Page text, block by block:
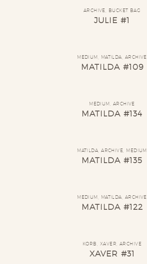
ARCHIVE BUCKET BAG
JULIE #1
MEDIUM MATILDA ARCHIVE
MATILDA #109
MEDIUM ARCHIVE
MATILDA #134
MATILDA ,ARCHIVE MEDIUM
MATILDA #135
MEDIUM MATILDA ARCHIVE
MATILDA #122
KORB XAVER ARCHIVE
XAVER #31